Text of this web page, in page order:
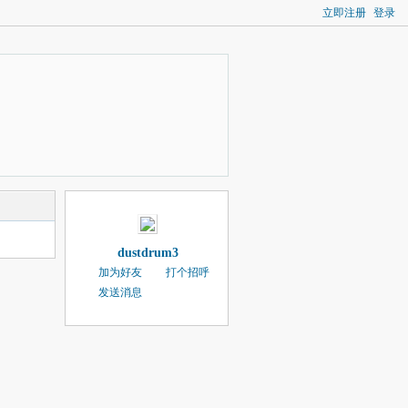
立即注册 登录
dustdrum3
加为好友
打个招呼
发送消息